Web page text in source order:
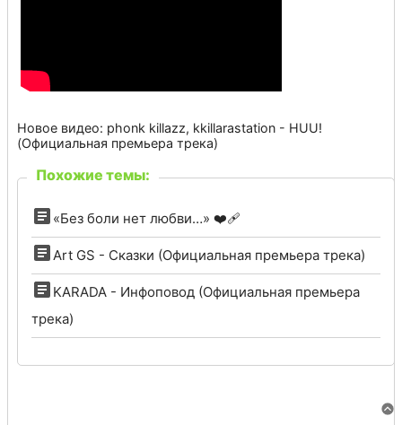
Новое видео: phonk killazz, kkillarastation - HUU!
(Официальная премьера трека)
Похожие темы:
«Без боли нет любви…» ❤️‍🩹
Art GS - Сказки (Официальная премьера трека)
KARADA - Инфоповод (Официальная премьера
трека)